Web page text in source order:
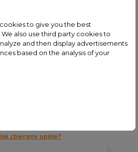
zł
podstawie
zbieramy opinie?
to give you the best
also use third party cookies to
and then display advertisements
based on the analysis of your